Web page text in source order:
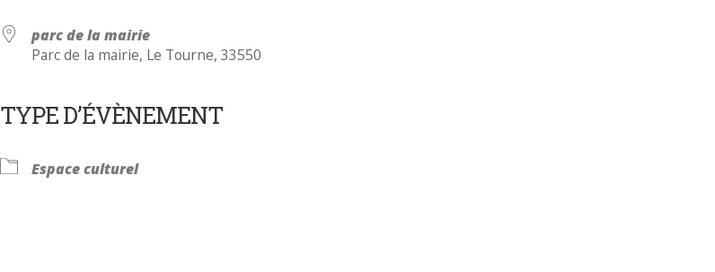
parc de la mairie
Parc de la mairie, Le Tourne, 33550
TYPE D’ÉVÈNEMENT
Espace culturel